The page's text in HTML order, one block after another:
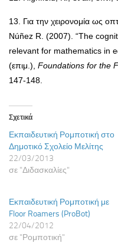
13. Για την χειρονομία ως
Núñez R. (2007). “The
relevant for mathematics in
(επιμ.), Foundations for the
147-148.
Σχετικά
Εκπαιδευτική Ρομποτική στο
Δημοτικό Σχολείο Μελίτης
22/03/2013
σε "Διδασκαλίες"
Εκπαιδευτική Ρομποτική με
Floor Roamers (ProBot)
22/04/2012
σε "Ρομποτική"